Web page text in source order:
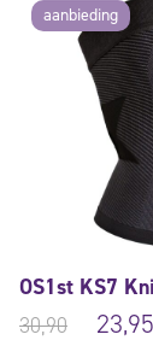
aanbieding
OS1st KS7
30,90
23,95